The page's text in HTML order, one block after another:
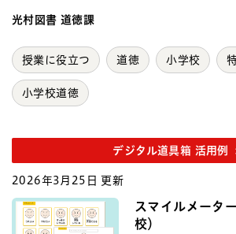
光村図書 道徳課
授業に役立つ 道徳 小学校
小学校道徳
デジタル道具箱 活用例
2026年3月25日 更新
スマイルメータ
校）